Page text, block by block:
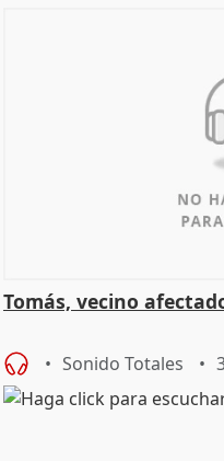
Tomás, vecino
Sonido Totales